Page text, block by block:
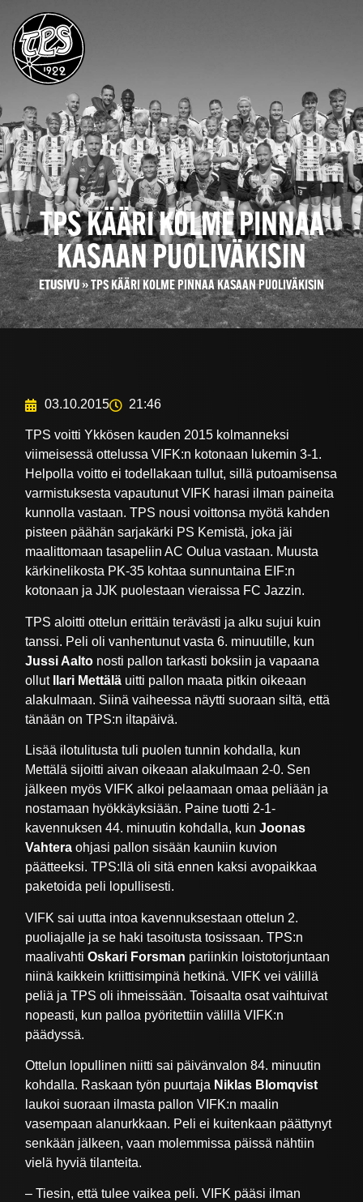
TPS KÄÄRI KOLME PINNAA
KASAAN PUOLIVÄKISIN
ETUSIVU»TPS KÄÄRI KOLME PINNAA KASAAN PUOLIVÄKISIN
03.10.2015 21:46
TPS voitti Ykkösen kauden 2015 kolmanneksi
viimeisessä ottelussa VIFK:n kotonaan lukemin 3-1.
Helpolla voitto ei todellakaan tullut, sillä putoamisensa
varmistuksesta vapautunut VIFK harasi ilman paineita
kunnolla vastaan. TPS nousi voittonsa myötä kahden
pisteen päähän sarjakärki PS Kemistä, joka jäi
maalittomaan tasapeliin AC Oulua vastaan. Muusta
kärkinelikosta PK-35 kohtaa sunnuntaina EIF:n
kotonaan ja JJK puolestaan vieraissa FC Jazzin.
TPS aloitti ottelun erittäin terävästi ja alku sujui kuin
tanssi. Peli oli vanhentunut vasta 6. minuutille, kun
Jussi Aalto nosti pallon tarkasti boksiin ja vapaana
ollutIlari Mettälä uitti pallon maata pitkin oikeaan
alakulmaan. Siinä vaiheessa näytti suoraan siltä, että
tänään on TPS:n iltapäivä.
Lisää ilotulitusta tuli puolen tunnin kohdalla, kun
Mettälä sijoitti aivan oikeaan alakulmaan 2-0. Sen
jälkeen myös VIFK alkoi pelaamaan omaa peliään ja
nostamaan hyökkäyksiään. Paine tuotti 2-1-
kavennuksen 44. minuutin kohdalla, kunJoonas
Vahtera ohjasi pallon sisään kauniin kuvion
päätteeksi. TPS:llä oli sitä ennen kaksi avopaikkaa
paketoida peli lopullisesti.
VIFK sai uutta intoa kavennuksestaan ottelun 2.
puoliajalle ja se haki tasoitusta tosissaan. TPS:n
maalivahtiOskari Forsman pariinkin loistotorjuntaan
niinä kaikkein kriittisimpinä hetkinä. VIFK vei välillä
peliä ja TPS oli ihmeissään. Toisaalta osat vaihtuivat
nopeasti, kun palloa pyöritettiin välillä VIFK:n
päädyssä.
Ottelun lopullinen niitti sai päivänvalon 84. minuutin
kohdalla. Raskaan työn puurtaja Niklas Blomqvist
laukoi suoraan ilmasta pallon VIFK:n maalin
vasempaan alanurkkaan. Peli ei kuitenkaan päättynyt
senkään jälkeen, vaan molemmissa päissä nähtiin
vielä hyviä tilanteita.
– Tiesin, että tulee vaikea peli. VIFK pääsi ilman